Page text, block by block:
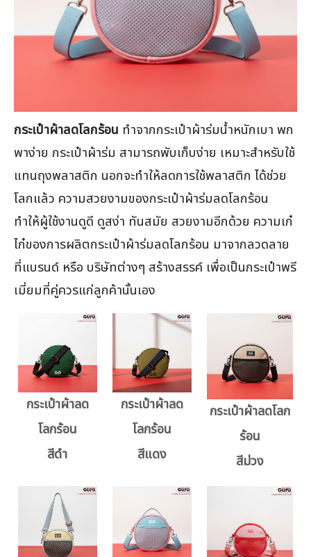
กระเป๋าผ้าลดโลกร้อน ทำจากกระเป๋าผ้าร่มน้ำหนักเบา พก
พาง่าย กระเป๋าผ้าร่ม สามารถพับเก็บง่าย เหมาะสำหรับใช้
แทนถุงพลาสติก นอกจะทำให้ลดการใช้พลาสติก ได้ช่วย
โลกแล้ว ความสวยงามของกระเป๋าผ้าร่มลดโลกร้อน
ทำให้ผู้ใช้งานดูดี ดูสง่า ทันสมัย สวยงามอีกด้วย ความเก๋
ไก๋ของการผลิตกระเป๋าผ้าร่มลดโลกร้อน มาจากลวดลาย
ที่แบรนด์ หรือ บริษัทต่างๆ สร้างสรรค์ เพื่อเป็นกระเป๋าพรี
เมี่ยมที่คู่ควรแก่ลูกค้านั้นเอง
กระเป๋าผ้าลด
โลกร้อน
สีดำ
กระเป๋าผ้าลด
โลกร้อน
สีแดง
กระเป๋าผ้าลดโลก
ร้อน
สีม่วง